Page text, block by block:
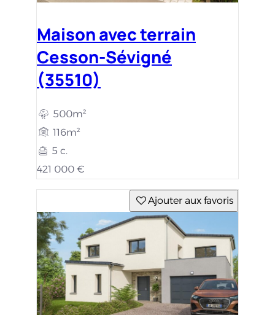
Maison avec terrain
Cesson-Sévigné
(35510)
500m²
116m²
5 c.
421 000 €
Ajouter aux favoris